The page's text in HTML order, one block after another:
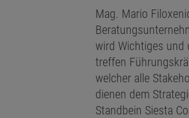
Mag. Mario
wird Wichtiges und
treffen
welcher alle
dienen dem
Standbein Siesta